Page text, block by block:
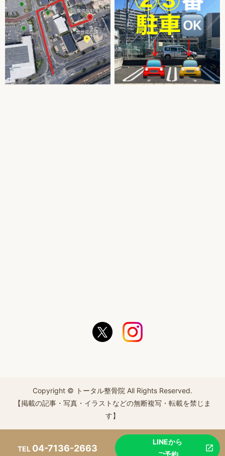
Copyright © トータル整骨院 All Rights Reserved.
【掲載の記事・写真・イラストなどの無断複写・転載を禁じま
す】
TEL 04-7136-2663
LINEから
ご予約